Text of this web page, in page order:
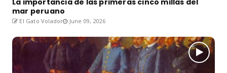
mar peruano
El Gato Volador June 09, 2026